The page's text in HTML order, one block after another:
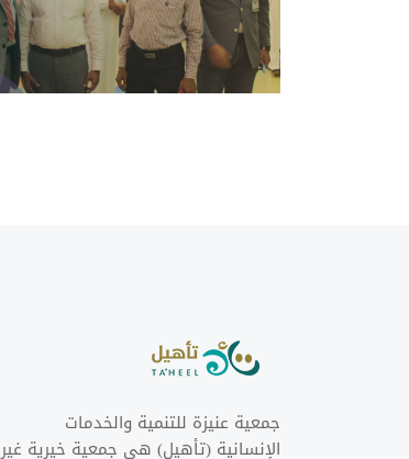
جمعية عنيزة للتنمية والخدمات
الإنسانية (تأهيل) هي جمعية خيرية غير